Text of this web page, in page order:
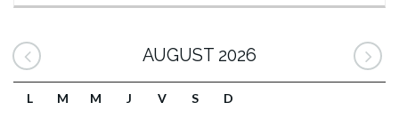
AUGUST 2026
L M M J V S D